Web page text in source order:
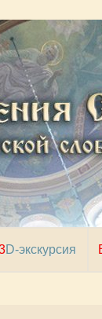
3D-экскурсия